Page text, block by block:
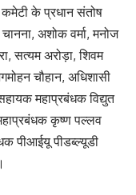
कमेटी के प्रधान संतोष
अशोक वर्मा, मनोज
सत्यम अरोड़ा, शिवम
चौहान, अधिशासी
महाप्रबंधक विद्युत
कृष्ण पल्लव
पीआईयू पीडब्ल्यूडी